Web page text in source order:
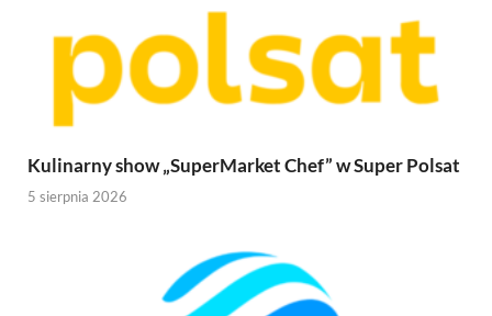
Kulinarny show „SuperMarket Chef” w Super Polsat
5 sierpnia 2026